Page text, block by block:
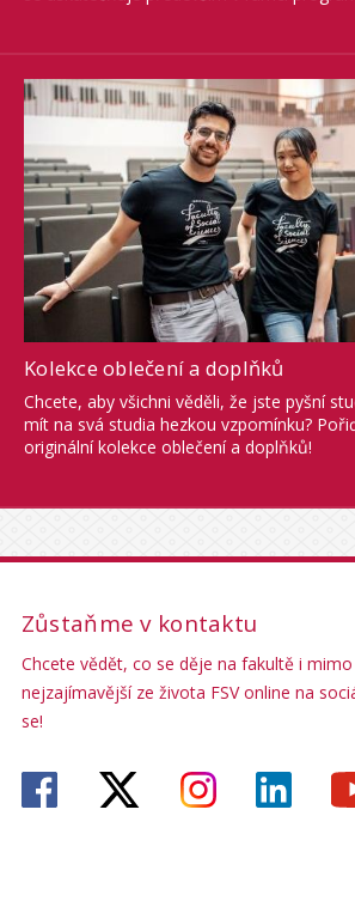
Kolekce oblečení a doplňků
Chcete, aby všichni věděli, že jste pyšní
mít na svá studia hezkou vzpomínku?
originální kolekce oblečení a doplňků!
Zůstaňme v kontaktu
Chcete vědět, co se děje na fakultě i mimo
nejzajímavější ze života FSV online na
se!